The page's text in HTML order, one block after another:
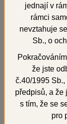
jednají v
rámci
nevztahuje
Sb., o
že jste
č.40/1995
předpisů, a že
s tím, že se
pro